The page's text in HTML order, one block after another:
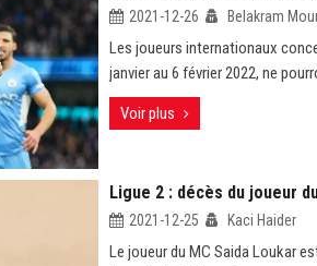
2021-12-26 Belakram
Les joueurs internationaux
janvier au 6 février 2022, ne
Voir plus
Ligue 2 : décès du joueur
2021-12-25 Kaci Haider
Le joueur du MC Saida Loukar